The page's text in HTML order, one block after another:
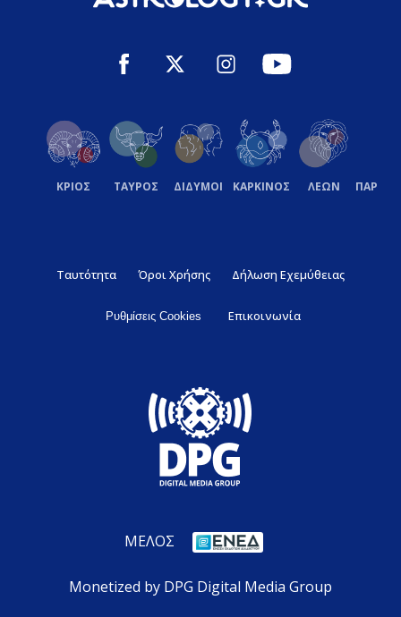
ΚΡΙΟΣ ΤΑΥΡΟΣ ΔΙΔΥΜΟΙ ΚΑΡΚΙΝΟΣ ΛΕΩΝ
Ταυτότητα Όροι Χρήσης Δήλωση Εχεμύθειας
Ρυθμίσεις Cookies Επικοινωνία
ΜΕΛΟΣ
Monetized by DPG Digital Media Group